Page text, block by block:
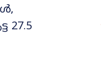
27.5